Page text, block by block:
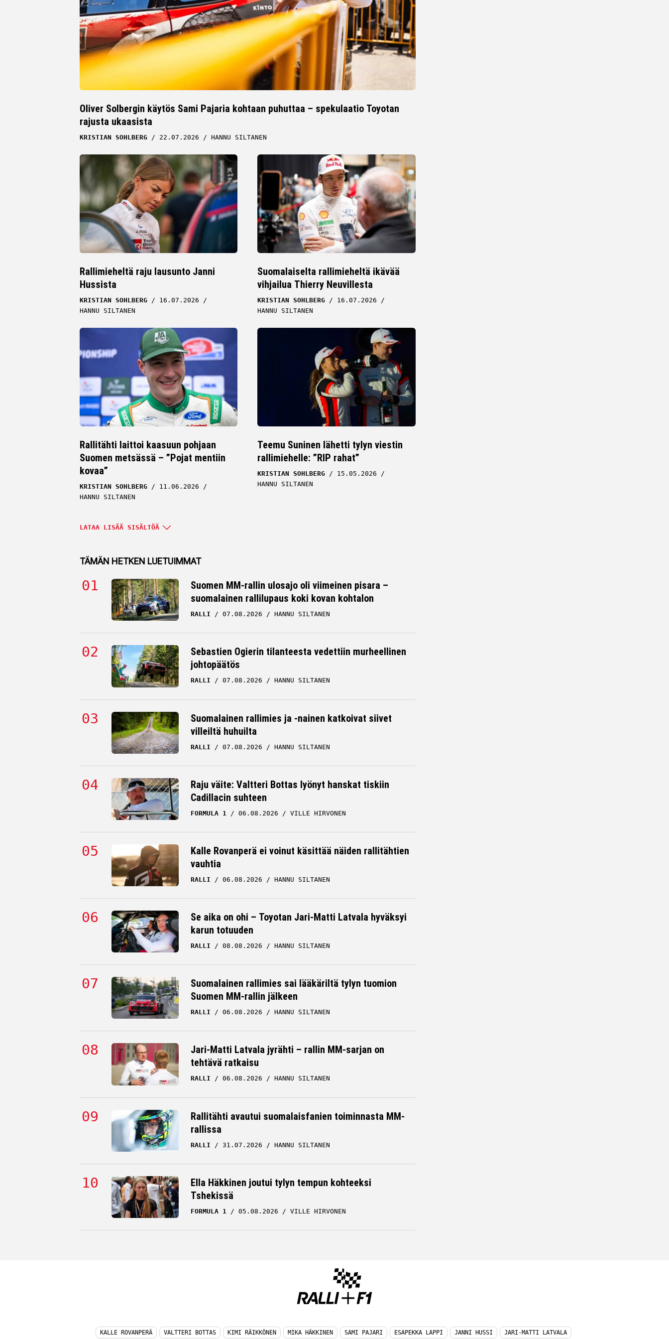
Oliver Solbergin käytös Sami Pajaria kohtaan puhuttaa – spekulaatio Toyotan
rajusta ukaasista
KRISTIAN SOHLBERG 22.07.2026 HANNU SILTANEN
Rallimieheltä raju lausunto Janni
Hussista
KRISTIAN SOHLBERG
16.07.2026
HANNU SILTANEN
Suomalaiselta rallimieheltä ikävää
vihjailua Thierry Neuvillesta
KRISTIAN SOHLBERG
16.07.2026
HANNU SILTANEN
Rallitähti laittoi kaasuun pohjaan
Suomen metsässä – ”Pojat mentiin
kovaa”
KRISTIAN SOHLBERG
11.06.2026
HANNU SILTANEN
Teemu Suninen lähetti tylyn viestin
rallimiehelle: ”RIP rahat”
KRISTIAN SOHLBERG
15.05.2026
HANNU SILTANEN
näkemästään Ruotsin MM-rallissa –
”Käsittämättömän surkeaa”
KRISTIAN SOHLBERG
12.02.2026
LATAA LISÄÄ SISÄLTÖÄ
TÄMÄN HETKEN LUETUIMMAT
Suomen MM-rallin ulosajo oli viimeinen pisara –
suomalainen rallilupaus koki kovan kohtalon
RALLI 07.08.2026 HANNU SILTANEN
Sebastien Ogierin tilanteesta vedettiin murheellinen
johtopäätös
RALLI 07.08.2026 HANNU SILTANEN
Suomalainen rallimies ja -nainen katkoivat siivet
villeiltä huhuilta
RALLI 07.08.2026 HANNU SILTANEN
Raju väite: Valtteri Bottas lyönyt hanskat tiskiin
Cadillacin suhteen
FORMULA 1 06.08.2026 VILLE HIRVONEN
Kalle Rovanperä ei voinut käsittää näiden rallitähtien
vauhtia
RALLI 06.08.2026 HANNU SILTANEN
Se aika on ohi – Toyotan Jari-Matti Latvala hyväksyi
karun totuuden
RALLI 08.08.2026 HANNU SILTANEN
Suomalainen rallimies sai lääkäriltä tylyn tuomion
Suomen MM-rallin jälkeen
RALLI 06.08.2026 HANNU SILTANEN
Jari-Matti Latvala jyrähti – rallin MM-sarjan on
tehtävä ratkaisu
RALLI 06.08.2026 HANNU SILTANEN
Rallitähti avautui suomalaisfanien toiminnasta MM-
rallissa
RALLI 31.07.2026 HANNU SILTANEN
Ella Häkkinen joutui tylyn tempun kohteeksi
Tshekissä
FORMULA 1 05.08.2026 VILLE HIRVONEN
KALLE ROVANPERÄ VALTTERI BOTTAS KIMI RÄIKKÖNEN MIKA HÄKKINEN SAMI PAJARI ESAPEKKA LAPPI JANNI HUSSI JARI-MATTI LATVALA